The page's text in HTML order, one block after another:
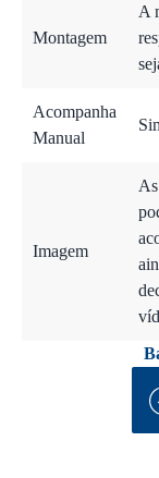
Montagem
A
Acompanha
Manual
Imagem